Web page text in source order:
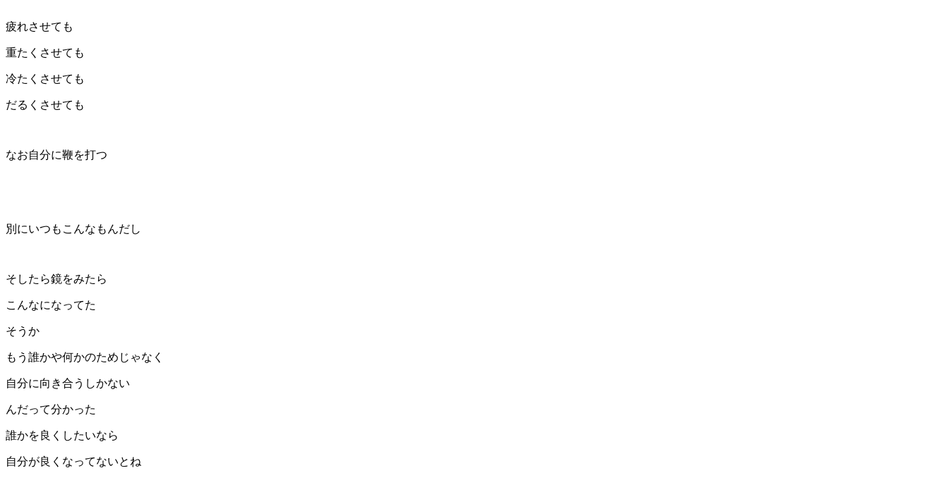
疲れさせても
重たくさせても
冷たくさせても
だるくさせても
なお自分に鞭を打つ
別にいつもこんなもんだし
そしたら鏡をみたら
こんなになってた
そうか
もう誰かや何かのためじゃなく
自分に向き合うしかない
んだって分かった
誰かを良くしたいなら
自分が良くなってないとね